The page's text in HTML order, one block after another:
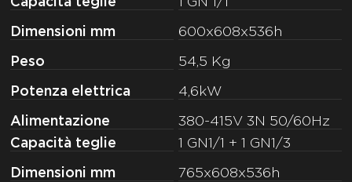
Dimensioni mm
Peso
Potenza elettrica
Alimentazione
600x608x536h
54,5 Kg
4,6kW
380-415V 3N 50/60Hz
Capacità teglie
Dimensioni mm
1 GN1/1 + 1 GN1/3
765x608x536h